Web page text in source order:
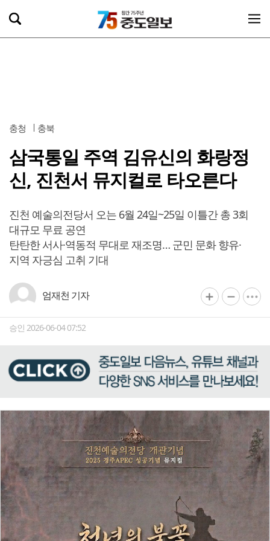
충청 충북
삼국통일 주역 김유신의 화랑정
신, 진천서 뮤지컬로 타오른다
진천 예술의전당서 오는 6월 24일~25일 이틀간 총 3회
대규모 무료 공연
탄탄한 서사·역동적 무대로 재조명… 군민 문화 향유·
지역 자긍심 고취 기대
엄재천 기자
승인 2026-06-04 07:52